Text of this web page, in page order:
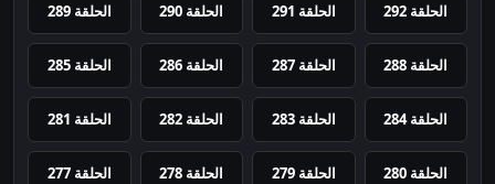
الحلقة 292 الحلقة 291 الحلقة 290 الحلقة 289
الحلقة 288 الحلقة 287 الحلقة 286 الحلقة 285
الحلقة 284 الحلقة 283 الحلقة 282 الحلقة 281
الحلقة 280 الحلقة 279 الحلقة 278 الحلقة 277